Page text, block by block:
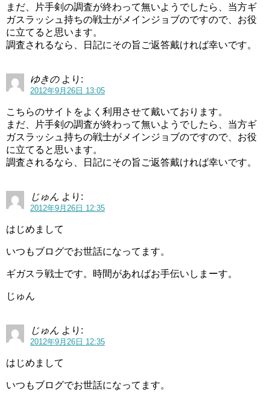
まだ、片手剣の調査が終わって無いようでしたら、当方ギ
ガスラッシュ持ちの戦士がメインジョブのですので、お役
に立てると思います。
調査されるなら、日記にその旨ご返答戴ければ幸いです。
ゆきの より:
2012年9月26日 13:05
こちらのサイトをよく利用させて戴いております。
まだ、片手剣の調査が終わって無いようでしたら、当方ギ
ガスラッシュ持ちの戦士がメインジョブのですので、お役
に立てると思います。
調査されるなら、日記にその旨ご返答戴ければ幸いです。
じゅん より:
2012年9月26日 12:35
はじめまして
いつもブログでお世話になってます。
ギガスラ戦士です。時間があればお手伝いしまーす。
じゅん
じゅん より:
2012年9月26日 12:35
はじめまして
いつもブログでお世話になってます。